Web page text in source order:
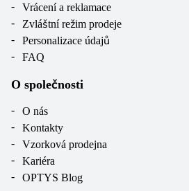
Vrácení a reklamace
Zvláštní režim prodeje
Personalizace údajů
FAQ
O společnosti
O nás
Kontakty
Vzorková prodejna
Kariéra
OPTYS Blog